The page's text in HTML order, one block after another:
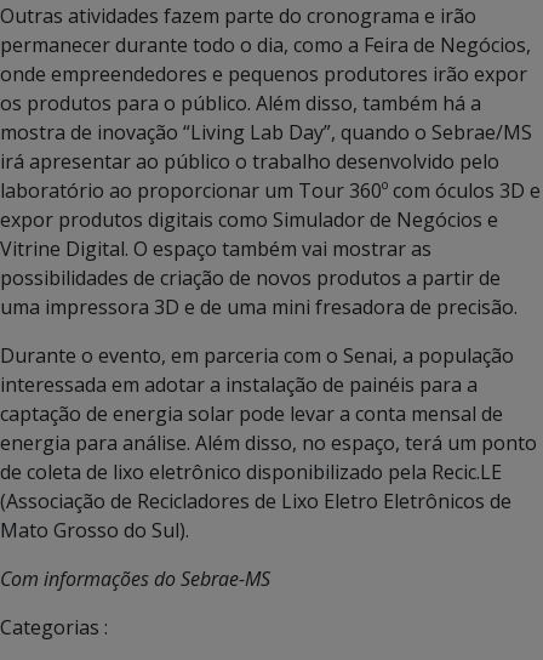
Outras atividades fazem parte do cronograma e irão
permanecer durante todo o dia, como a Feira de Negócios,
onde empreendedores e pequenos produtores irão expor
os produtos para o público. Além disso, também há a
mostra de inovação “Living Lab Day”, quando o Sebrae/MS
irá apresentar ao público o trabalho desenvolvido pelo
laboratório ao proporcionar um Tour 360º com óculos 3D e
expor produtos digitais como Simulador de Negócios e
Vitrine Digital. O espaço também vai mostrar as
possibilidades de criação de novos produtos a partir de
uma impressora 3D e de uma mini fresadora de precisão.
Durante o evento, em parceria com o Senai, a população
interessada em adotar a instalação de painéis para a
captação de energia solar pode levar a conta mensal de
energia para análise. Além disso, no espaço, terá um ponto
de coleta de lixo eletrônico disponibilizado pela Recic.LE
(Associação de Recicladores de Lixo Eletro Eletrônicos de
Mato Grosso do Sul).
Com informações do Sebrae-MS
Categorias :